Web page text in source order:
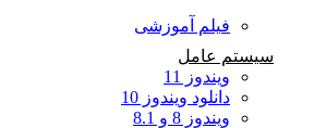
فیلم آموزشی
سیستم عامل
ویندوز 11
دانلود ویندوز 10
ویندوز 8 و 8.1